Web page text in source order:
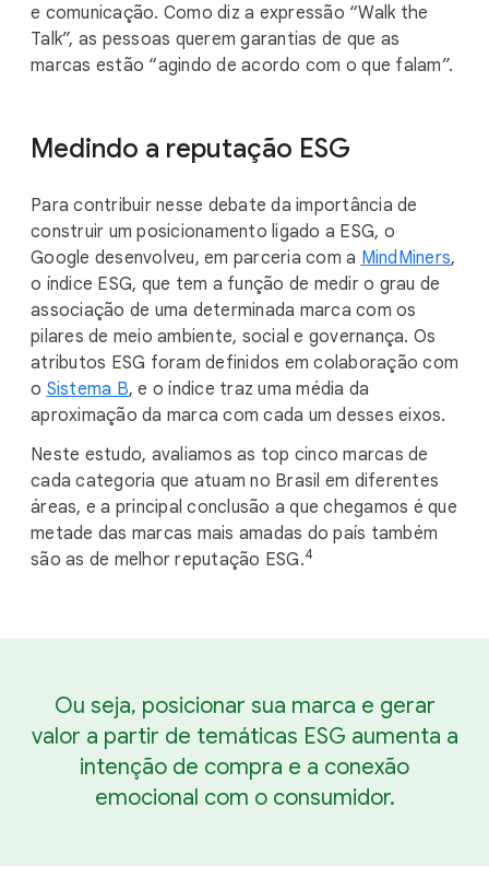
e comunicação. Como diz a expressão “Walk the
Talk”, as pessoas querem garantias de que as
marcas estão “agindo de acordo com o que falam”.
Medindo a reputação ESG
Para contribuir nesse debate da importância de
construir um posicionamento ligado a ESG, o
Google desenvolveu, em parceria com a MindMiners,
o índice ESG, que tem a função de medir o grau de
associação de uma determinada marca com os
pilares de meio ambiente, social e governança. Os
atributos ESG foram definidos em colaboração com
o Sistema B, e o índice traz uma média da
aproximação da marca com cada um desses eixos.
Neste estudo, avaliamos as top cinco marcas de
cada categoria que atuam no Brasil em diferentes
áreas, e a principal conclusão a que chegamos é que
metade das marcas mais amadas do país também
são as de melhor reputação ESG.4
Ou seja, posicionar sua marca e gerar
valor a partir de temáticas ESG aumenta a
intenção de compra e a conexão
emocional com o consumidor.